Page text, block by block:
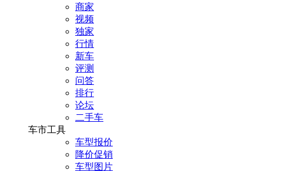
商家
视频
独家
行情
新车
评测
问答
排行
论坛
二手车
车市工具
车型报价
降价促销
车型图片